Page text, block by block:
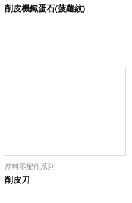
削皮機鐵蛋石(菠蘿紋)
厚料零配件系列
削皮刀